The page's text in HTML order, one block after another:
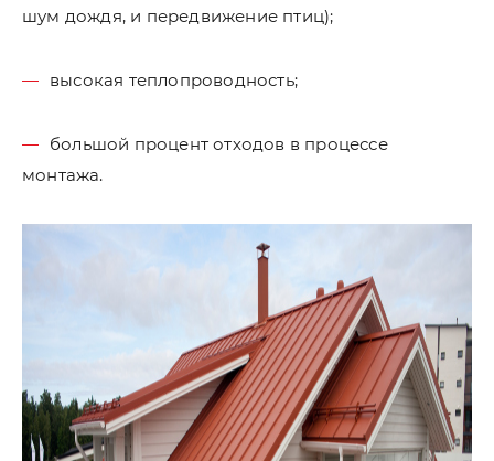
шум дождя, и передвижение птиц);
высокая теплопроводность;
большой процент отходов в процессе
монтажа.